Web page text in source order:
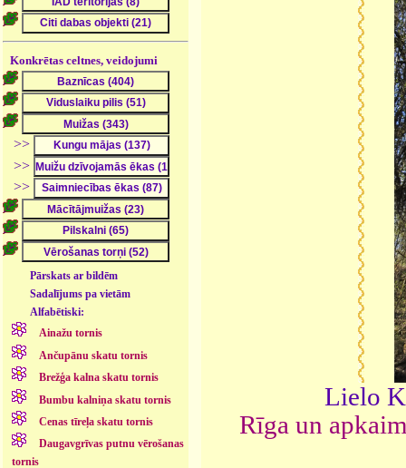
Konkrētas celtnes, veidojumi
>>
>>
>>
Pārskats ar bildēm
Sadalījums pa vietām
Alfabētiski:
Ainažu tornis
Ančupānu skatu tornis
Brežģa kalna skatu tornis
Bumbu kalniņa skatu tornis
Cenas tīreļa skatu tornis
Daugavgrīvas putnu vērošanas
tornis
Lielo
Rīga un